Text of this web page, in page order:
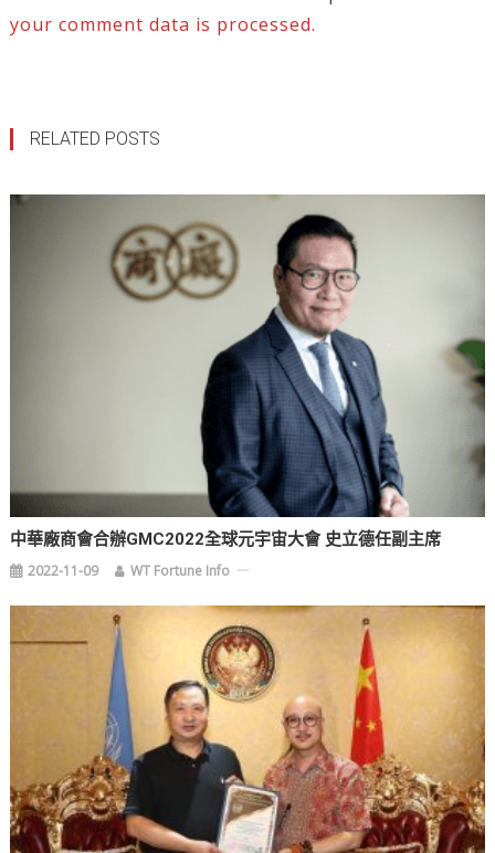
your comment data is processed.
RELATED POSTS
中華廠商會合辦GMC2022全球元宇宙大會 史立德任副主席
2022-11-09 WT Fortune Info